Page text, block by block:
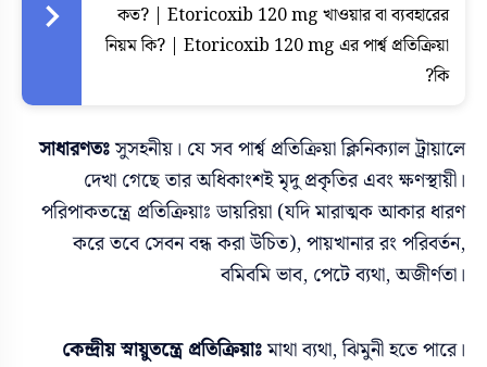
কত? | Etoricoxib 120 mg খাওয়ার বা ব্যবহারের
নিয়ম কি? | Etoricoxib 120 mg এর পার্শ্ব প্রতিক্রিয়া
কি?
সাধারণতঃসুসহনীয়। যে সব পার্শ্ব প্রতিক্রিয়া ক্লিনিক্যাল ট্রায়ালে
দেখা গেছে তার অধিকাংশই মৃদু প্রকৃতির এবং ক্ষণস্থায়ী।
পরিপাকতন্ত্রে প্রতিক্রিয়াঃ ডায়রিয়া (যদি মারাত্মক আকার ধারণ
করে তবে সেবন বন্ধ করা উচিত), পায়খানার রং পরিবর্তন,
বমিবমি ভাব, পেটে ব্যথা, অজীর্ণতা।
কেন্দ্রীয় স্নায়ুতন্ত্রে প্রতিক্রিয়াঃমাথা ব্যথা, ঝিমুনী হতে পারে।